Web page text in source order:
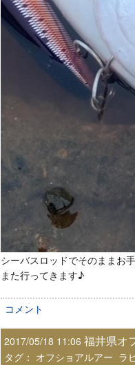
シーバスロッドでそのままお
また行ってきます♪
コメント
2017/05/18 11:06 福井県オ
タグ： オフショアルアー ラ